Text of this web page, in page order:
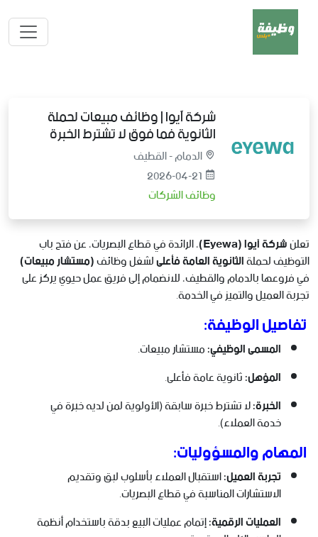
شركة آيوا | وظائف مبيعات لحملة
الثانوية فما فوق لا تشترط الخبرة
الدمام - القطيف
2026-04-21
وظائف الشركات
تعلنشركة آيوا (Eyewa) ، الرائدة في قطاع البصريات، عن فتح باب
التوظيف لحملةالثانوية العامة فأعلىلشغل وظائف(مستشار مبيعات)
في فروعها بالدمام والقطيف، للانضمام إلى فريق عمل حيوي يركز على
تجربة العميل والتميز في الخدمة.
تفاصيل الوظيفة:
المسمى الوظيفي:مستشار مبيعات.
المؤهل:ثانوية عامة فأعلى.
الخبرة:لا تشترط خبرة سابقة (الأولوية لمن لديه خبرة في
خدمة العملاء).
المهام والمسؤوليات:
تجربة العميل:استقبال العملاء بأسلوب لبق وتقديم
الاستشارات المناسبة في قطاع البصريات.
العمليات الرقمية:إتمام عمليات البيع بدقة باستخدام أنظمة